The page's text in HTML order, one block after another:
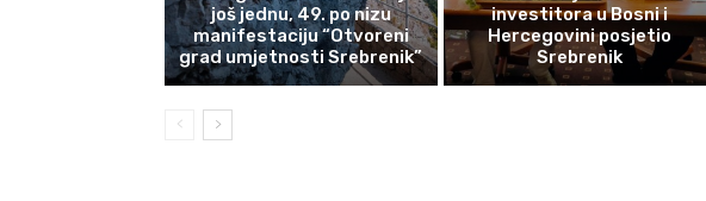
još jednu, 49. po nizu
manifestaciju “Otvoreni
grad umjetnosti Srebrenik”
investitora u Bosni i
Hercegovini posjetio
Srebrenik